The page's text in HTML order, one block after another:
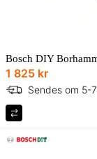
1 825 kr
Sendes om 5-